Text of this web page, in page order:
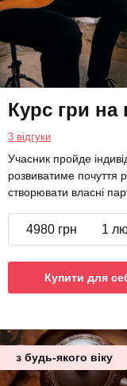
Курс гри на
3 відгуки
Учасник пройде
розвиватиме почуття
створювати власні
4980 грн 1
Купити для
з будь-якого віку